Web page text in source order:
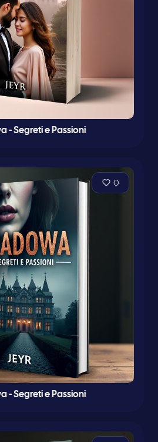
- Segreti e Passioni
0
- Segreti e Passioni